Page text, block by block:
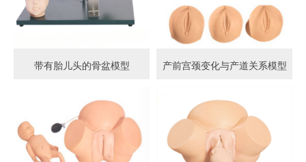
带有胎儿头的骨盆模型 产前宫颈变化与产道关系模型